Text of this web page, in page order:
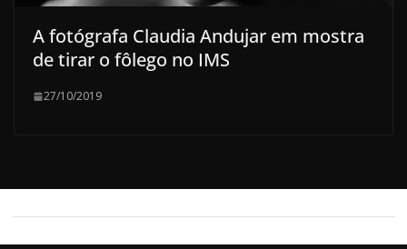
A fotógrafa Claudia Andujar em mostra
de tirar o fôlego no IMS
27/10/2019